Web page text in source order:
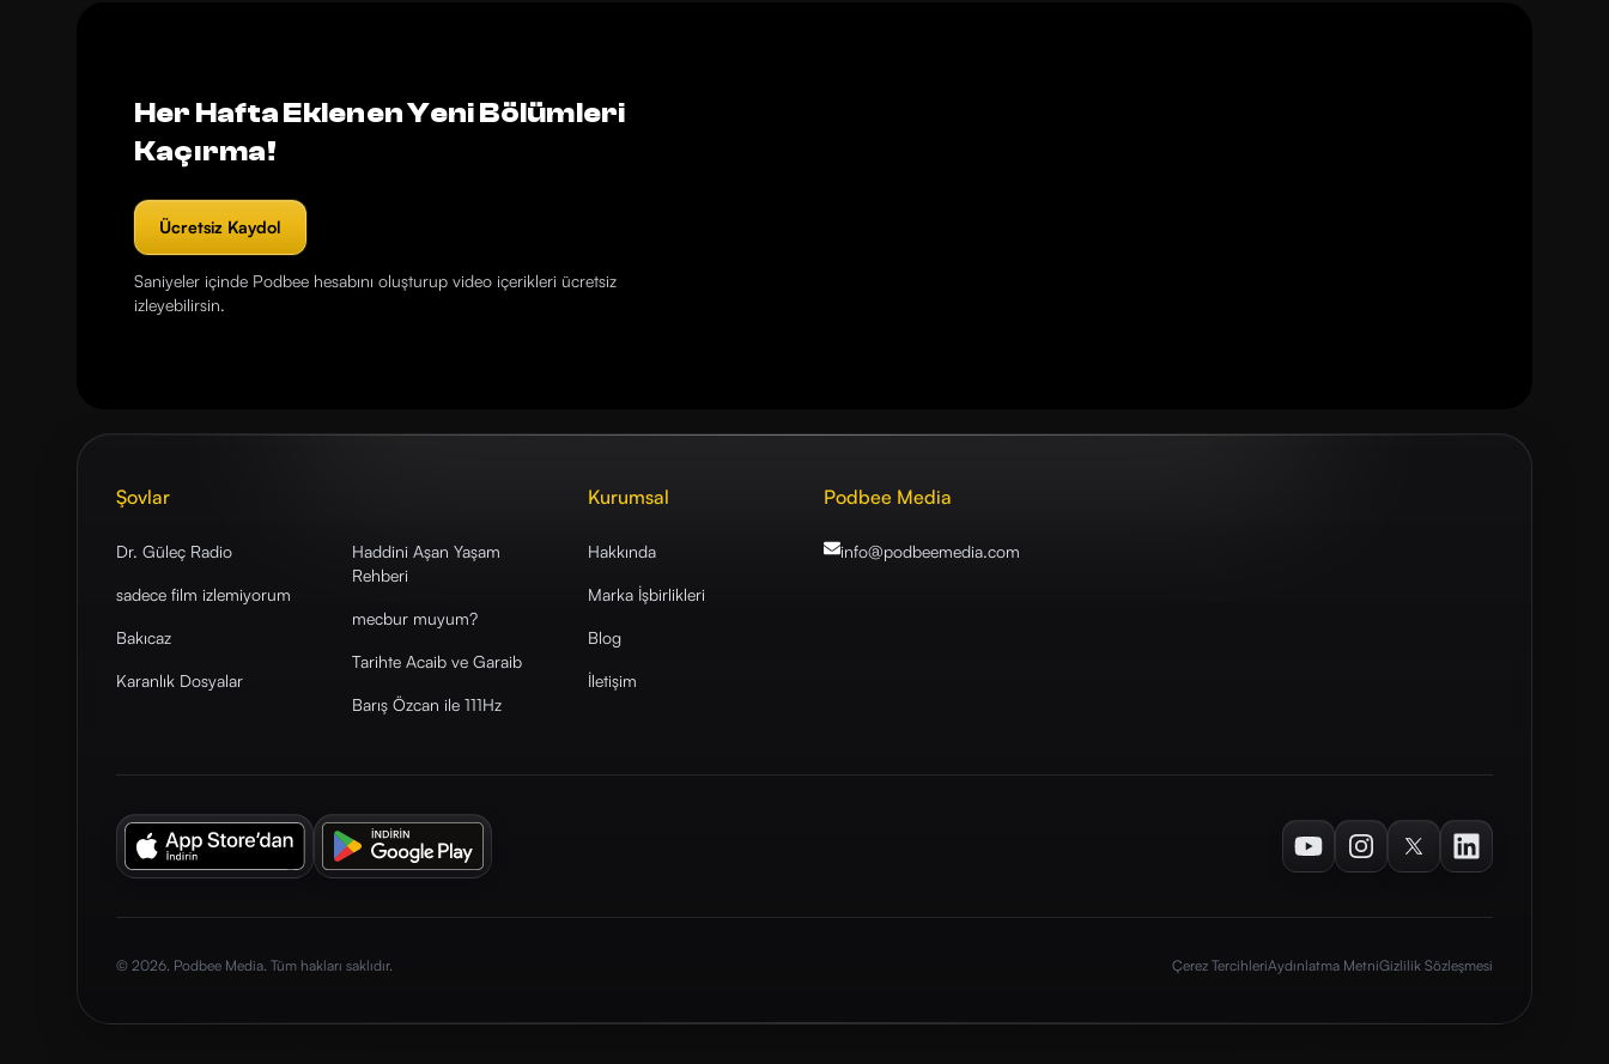
Her Hafta Eklenen Yeni Bölümleri
Kaçırma!
Ücretsiz Kaydol
Saniyeler içinde Podbee hesabını oluşturup video içerikleri ücretsiz
izleyebilirsin.
Şovlar
Dr. Güleç Radio
sadece film izlemiyorum
Bakıcaz
Karanlık Dosyalar
Haddini Aşan Yaşam
Rehberi
mecbur muyum?
Tarihte Acaib ve Garaib
Barış Özcan ile 111Hz
Kurumsal
Hakkında
Marka İşbirlikleri
Blog
İletişim
Podbee Media
info@podbeemedia.com
YoutubeInstagramTwitterLinkedIn
© 2026. Podbee Media. Tüm hakları saklıdır. Çerez TercihleriAydınlatma MetniGizlilik Sözleşmesi